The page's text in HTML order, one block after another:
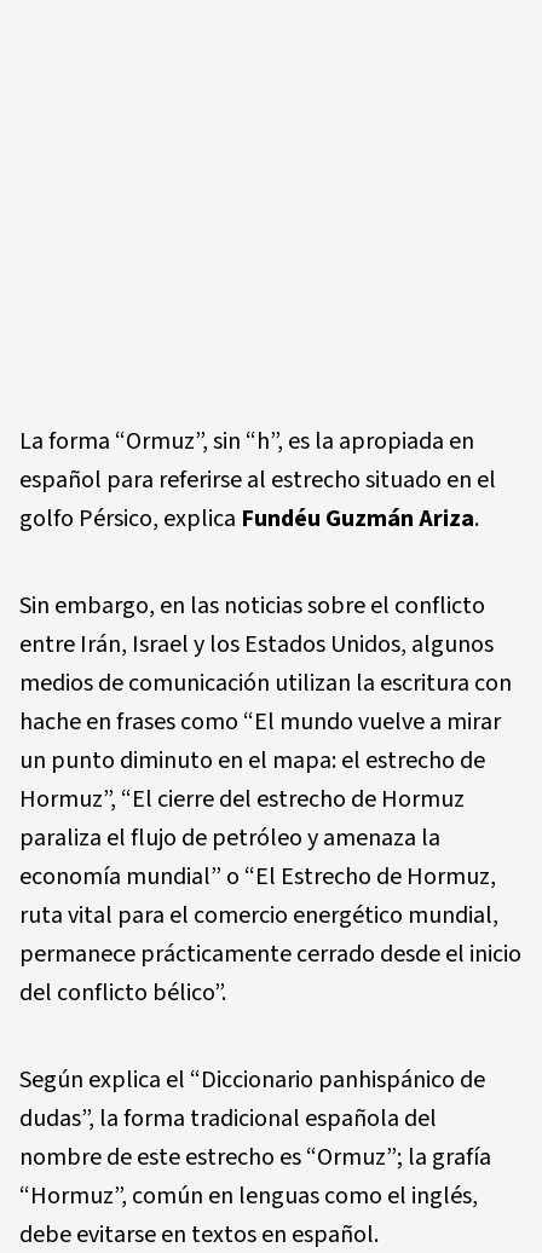
La forma “Ormuz”, sin “h”, es la apropiada en
español para referirse al estrecho situado en el
golfo Pérsico, explica Fundéu Guzmán Ariza.
Sin embargo, en las noticias sobre el conflicto
entre Irán, Israel y los Estados Unidos, algunos
medios de comunicación utilizan la escritura con
hache en frases como “El mundo vuelve a mirar
un punto diminuto en el mapa: el estrecho de
Hormuz”, “El cierre del estrecho de Hormuz
paraliza el flujo de petróleo y amenaza la
economía mundial” o “El Estrecho de Hormuz,
ruta vital para el comercio energético mundial,
permanece prácticamente cerrado desde el inicio
del conflicto bélico”.
Según explica el “Diccionario panhispánico de
dudas”, la forma tradicional española del
nombre de este estrecho es “Ormuz”; la grafía
“Hormuz”, común en lenguas como el inglés,
debe evitarse en textos en español.